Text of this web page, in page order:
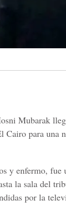
Mubarak
Cairo para una
y enfermo,
la sala del
por la